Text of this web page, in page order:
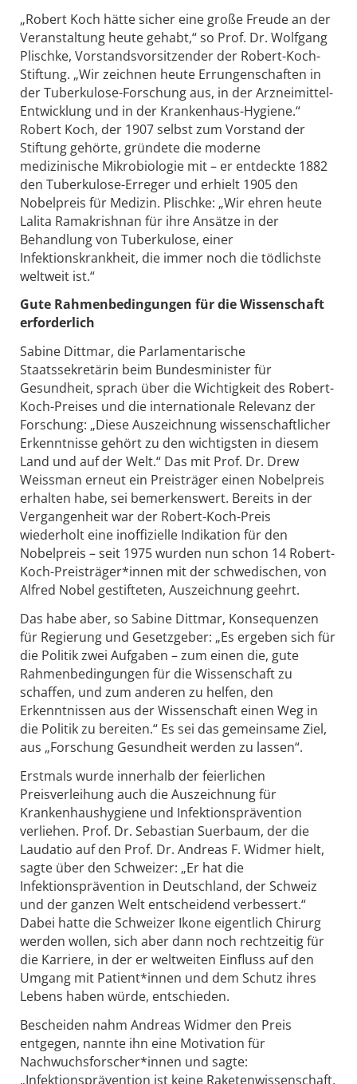
„Robert Koch hätte sicher eine große Freude an der
Veranstaltung heute gehabt,“ so Prof. Dr. Wolfgang
Plischke, Vorstandsvorsitzender der Robert-Koch-
Stiftung. „Wir zeichnen heute Errungenschaften in
der Tuberkulose-Forschung aus, in der Arzneimittel-
Entwicklung und in der Krankenhaus-Hygiene.“
Robert Koch, der 1907 selbst zum Vorstand der
Stiftung gehörte, gründete die moderne
medizinische Mikrobiologie mit – er entdeckte 1882
den Tuberkulose-Erreger und erhielt 1905 den
Nobelpreis für Medizin. Plischke: „Wir ehren heute
Lalita Ramakrishnan für ihre Ansätze in der
Behandlung von Tuberkulose, einer
Infektionskrankheit, die immer noch die tödlichste
weltweit ist.“
Gute Rahmenbedingungen für die Wissenschaft
erforderlich
Sabine Dittmar, die Parlamentarische
Staatssekretärin beim Bundesminister für
Gesundheit, sprach über die Wichtigkeit des Robert-
Koch-Preises und die internationale Relevanz der
Forschung: „Diese Auszeichnung wissenschaftlicher
Erkenntnisse gehört zu den wichtigsten in diesem
Land und auf der Welt.“ Das mit Prof. Dr. Drew
Weissman erneut ein Preisträger einen Nobelpreis
erhalten habe, sei bemerkenswert. Bereits in der
Vergangenheit war der Robert-Koch-Preis
wiederholt eine inoffizielle Indikation für den
Nobelpreis – seit 1975 wurden nun schon 14 Robert-
Koch-Preisträger*innen mit der schwedischen, von
Alfred Nobel gestifteten, Auszeichnung geehrt.
Das habe aber, so Sabine Dittmar, Konsequenzen
für Regierung und Gesetzgeber: „Es ergeben sich für
die Politik zwei Aufgaben – zum einen die, gute
Rahmenbedingungen für die Wissenschaft zu
schaffen, und zum anderen zu helfen, den
Erkenntnissen aus der Wissenschaft einen Weg in
die Politik zu bereiten.“ Es sei das gemeinsame Ziel,
aus „Forschung Gesundheit werden zu lassen“.
Erstmals wurde innerhalb der feierlichen
Preisverleihung auch die Auszeichnung für
Krankenhaushygiene und Infektionsprävention
verliehen. Prof. Dr. Sebastian Suerbaum, der die
Laudatio auf den Prof. Dr. Andreas F. Widmer hielt,
sagte über den Schweizer: „Er hat die
Infektionsprävention in Deutschland, der Schweiz
und der ganzen Welt entscheidend verbessert.“
Dabei hatte die Schweizer Ikone eigentlich Chirurg
werden wollen, sich aber dann noch rechtzeitig für
die Karriere, in der er weltweiten Einfluss auf den
Umgang mit Patient*innen und dem Schutz ihres
Lebens haben würde, entschieden.
Bescheiden nahm Andreas Widmer den Preis
entgegen, nannte ihn eine Motivation für
Nachwuchsforscher*innen und sagte:
„Infektionsprävention ist keine Raketenwissenschaft,